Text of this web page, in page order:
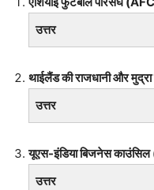
उत्तर
थाईलैंड की राजधानी और मुद्रा
उत्तर
यूएस-इंडिया बिजनेस
उत्तर